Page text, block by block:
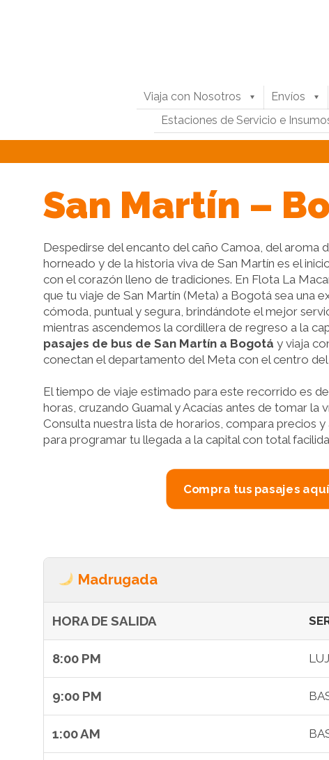
Viaja con Nosotros Envíos
Estaciones de Servicio e
San Martín –
Despedirse del encanto del caño Camoa, del aroma
horneado y de la historia viva de San Martín es el
con el corazón lleno de tradiciones. En Flota La
que tu viaje de San Martín (Meta) a Bogotá sea una
cómoda, puntual y segura, brindándote el mejor
mientras ascendemos la cordillera de regreso a la
pasajes de bus de San Martín a Bogotá y viaja
conectan el departamento del Meta con el centro del
El tiempo de viaje estimado para este recorrido es
horas, cruzando Guamal y Acacías antes de tomar la
Consulta nuestra lista de horarios, compara precios
para programar tu llegada a la capital con total
Compra tus pasajes aquí
Madrugada
HORA DE SALIDA
8:00 PM
9:00 PM
1:00 AM